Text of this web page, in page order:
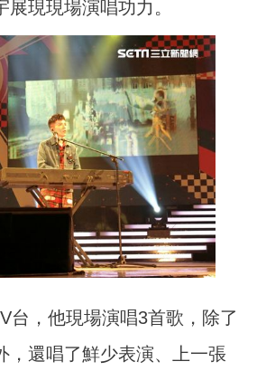
現現場演唱功力。
台，他現場演唱3首歌，除了
，還唱了鮮少表演、上一張